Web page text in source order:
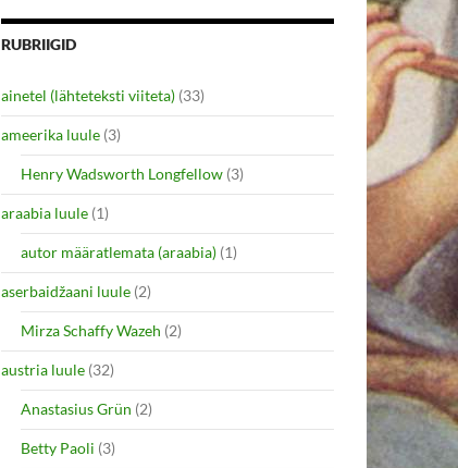
RUBRIIGID
ainetel (lähteteksti viiteta) (33)
ameerika luule (3)
Henry Wadsworth Longfellow (3)
araabia luule (1)
autor määratlemata (araabia) (1)
aserbaidžaani luule (2)
Mirza Schaffy Wazeh (2)
austria luule (32)
Anastasius Grün (2)
Betty Paoli (3)